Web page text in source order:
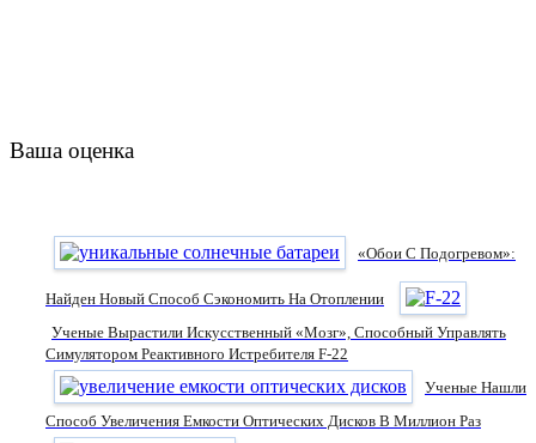
Ваша оценка
«Обои С Подогревом»:
Найден Новый Способ Сэкономить На Отоплении
Ученые Вырастили Искусственный «мозг», Способный Управлять
Симулятором Реактивного Истребителя F-22
Ученые Нашли
Способ Увеличения Емкости Оптических Дисков В Миллион Раз